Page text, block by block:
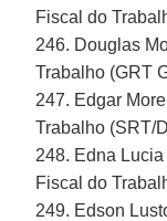
Fiscal do
246. Douglas
Trabalho (GRT
247. Edgar
Trabalho (SRT/
248. Edna
Fiscal do
249. Edson